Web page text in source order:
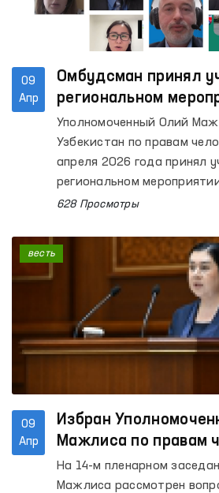
09
Апр
Омбудсман принял
региональном
посвящённом
Уполномоченный Олий
Узбекистан по правам
апреля 2026 года принял
региональном
сотрудничества Север–Юг,
всех прав человека,
развитие»,
Верховного комиссара
Объединённых Наций по
628 Просмотры
09
Апр
Избран
Мажлиса по правам
(омбудсман)
На 14-м пленарном
Мажлиса рассмотрен
весть